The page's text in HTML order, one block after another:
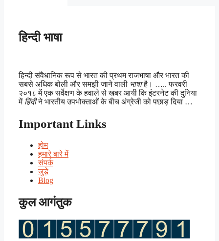
हिन्दी भाषा
हिन्दी संवैधानिक रूप से भारत की प्रथम राजभाषा और भारत की
सबसे अधिक बोली और समझी जाने वाली भाषाहै। ….. फरवरी
२०१८ में एक सर्वेक्षण के हवाले से खबर आयी कि इंटरनेट की दुनिया
में हिंदीने भारतीय उपभोक्ताओं के बीच अंग्रेजी को पछाड़ दिया …
Important Links
होम
हमारे बारे में
संपर्क
जुड़े
Blog
कुल आगंतुक